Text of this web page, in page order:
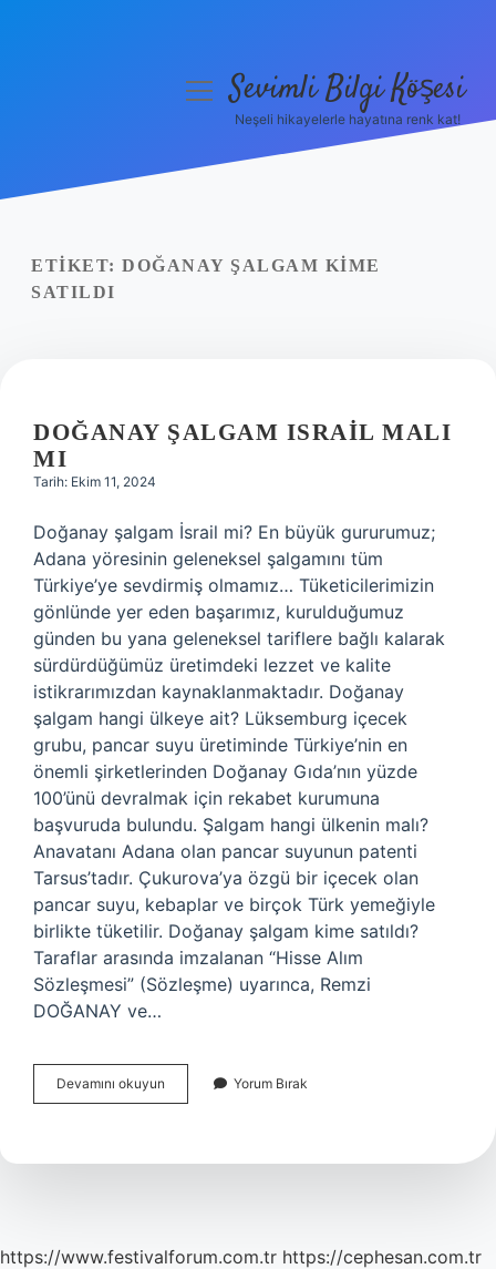
Yasal Uyarı
menüyüSevimli Bilgi Köşesi
Neşeli hikayelerle hayatına renk kat!
ETIKET: DOĞANAY ŞALGAM KIME
SATILDI
DOĞANAY ŞALGAM ISRAIL MALI
MI
Tarih: Ekim 11, 2024
Doğanay şalgam İsrail mi? En büyük gururumuz;
Adana yöresinin geleneksel şalgamını tüm
Türkiye’ye sevdirmiş olmamız… Tüketicilerimizin
gönlünde yer eden başarımız, kurulduğumuz
günden bu yana geleneksel tariflere bağlı kalarak
sürdürdüğümüz üretimdeki lezzet ve kalite
istikrarımızdan kaynaklanmaktadır. Doğanay
şalgam hangi ülkeye ait? Lüksemburg içecek
grubu, pancar suyu üretiminde Türkiye’nin en
önemli şirketlerinden Doğanay Gıda’nın yüzde
100’ünü devralmak için rekabet kurumuna
başvuruda bulundu. Şalgam hangi ülkenin malı?
Anavatanı Adana olan pancar suyunun patenti
Tarsus’tadır. Çukurova’ya özgü bir içecek olan
pancar suyu, kebaplar ve birçok Türk yemeğiyle
birlikte tüketilir. Doğanay şalgam kime satıldı?
Taraflar arasında imzalanan “Hisse Alım
Sözleşmesi” (Sözleşme) uyarınca, Remzi
DOĞANAY ve…
Devamını okuyun Doğanay
Şalgam
Mı
Yorum Bırak
https://www.festivalforum.com.tr https://cephesan.com.tr